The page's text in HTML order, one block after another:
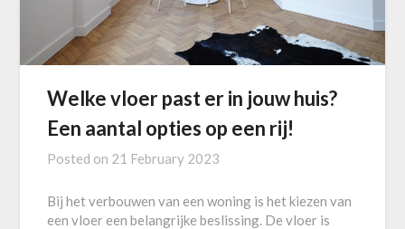
Welke vloer past er in jouw huis?
Een aantal opties op een rij!
Posted on 21 February 2023
Bij het verbouwen van een woning is het kiezen van
een vloer een belangrijke beslissing. De vloer is